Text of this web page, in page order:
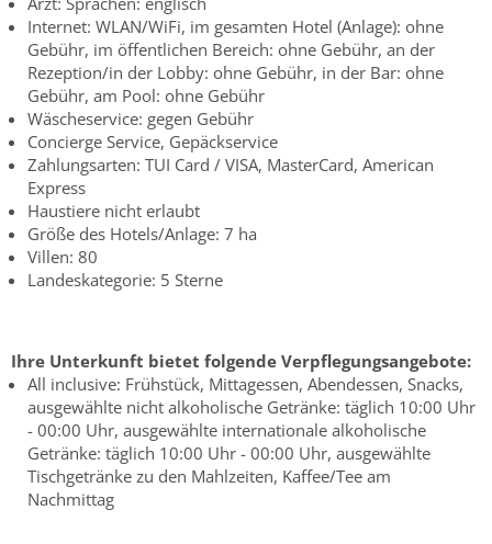
Internet: WLAN/WiFi, im gesamten Hotel (Anlage): ohne
Gebühr, im öffentlichen Bereich: ohne Gebühr, an der
Rezeption/in der Lobby: ohne Gebühr, in der Bar: ohne
Gebühr, am Pool: ohne Gebühr
Wäscheservice: gegen Gebühr
Concierge Service, Gepäckservice
Zahlungsarten: TUI Card / VISA, MasterCard, American
Express
Haustiere nicht erlaubt
Größe des Hotels/Anlage: 7 ha
Villen: 80
Landeskategorie: 5 Sterne
Ihre Unterkunft bietet folgende Verpflegungsangebote:
All inclusive: Frühstück, Mittagessen, Abendessen, Snacks,
ausgewählte nicht alkoholische Getränke: täglich 10:00 Uhr
- 00:00 Uhr, ausgewählte internationale alkoholische
Getränke: täglich 10:00 Uhr - 00:00 Uhr, ausgewählte
Tischgetränke zu den Mahlzeiten, Kaffee/Tee am
Nachmittag